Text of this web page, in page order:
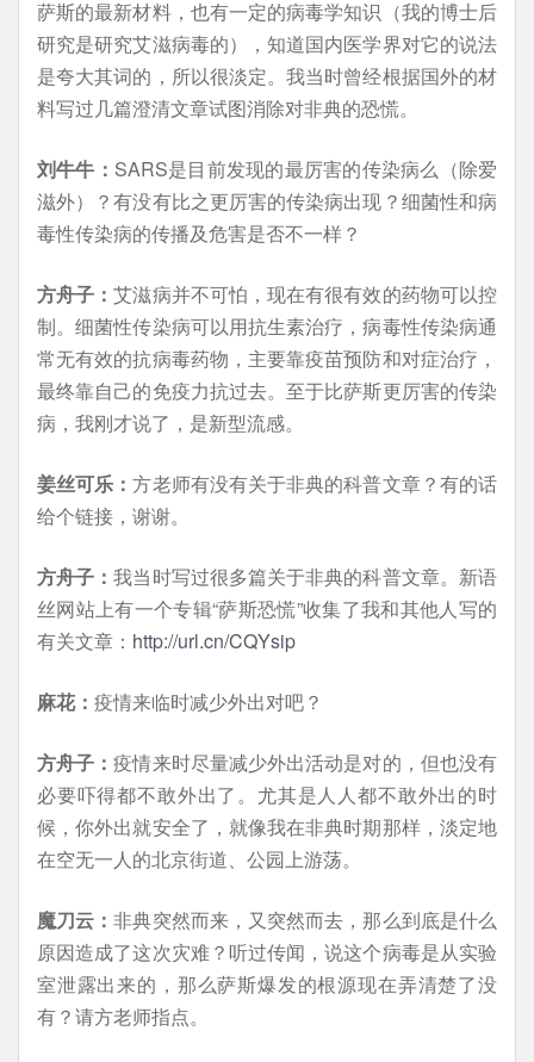
萨斯的最新材料，也有一定的病毒学知识（我的博士后
研究是研究艾滋病毒的），知道国内医学界对它的说法
是夸大其词的，所以很淡定。我当时曾经根据国外的材
料写过几篇澄清文章试图消除对非典的恐慌。
刘牛牛： SARS是目前发现的最厉害的传染病么（除爱
滋外）？有没有比之更厉害的传染病出现？细菌性和病
毒性传染病的传播及危害是否不一样？
方舟子：艾滋病并不可怕，现在有很有效的药物可以控
制。细菌性传染病可以用抗生素治疗，病毒性传染病通
常无有效的抗病毒药物，主要靠疫苗预防和对症治疗，
最终靠自己的免疫力抗过去。至于比萨斯更厉害的传染
病，我刚才说了，是新型流感。
姜丝可乐：方老师有没有关于非典的科普文章？有的话
给个链接，谢谢。
方舟子：我当时写过很多篇关于非典的科普文章。新语
丝网站上有一个专辑“萨斯恐慌”收集了我和其他人写的
有关文章： http://url.cn/CQYsip
麻花： 疫情来临时减少外出对吧？
方舟子：疫情来时尽量减少外出活动是对的，但也没有
必要吓得都不敢外出了。尤其是人人都不敢外出的时
候，你外出就安全了，就像我在非典时期那样，淡定地
在空无一人的北京街道、公园上游荡。
魔刀云：非典突然而来，又突然而去，那么到底是什么
原因造成了这次灾难？听过传闻，说这个病毒是从实验
室泄露出来的，那么萨斯爆发的根源现在弄清楚了没
有？请方老师指点。